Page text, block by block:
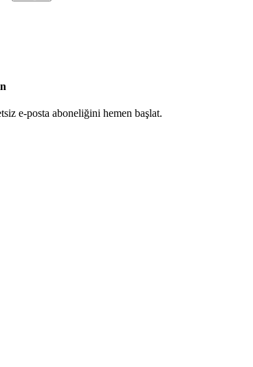
e-posta aboneliğini hemen başlat.